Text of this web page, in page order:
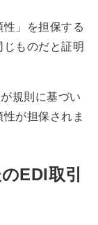
」を担保する
ものだと証明
規則に基づい
が担保されま
EDI取引